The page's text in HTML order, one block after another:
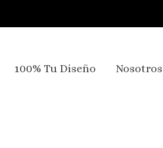
100% Tu Diseño Nosotros